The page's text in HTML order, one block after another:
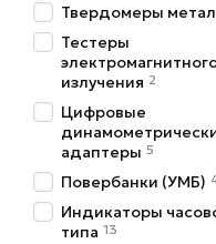
Твердомеры
Тестеры
излучения 2
Цифровые
адаптеры 5
Повербанки (УМБ)
Индикаторы
типа 13